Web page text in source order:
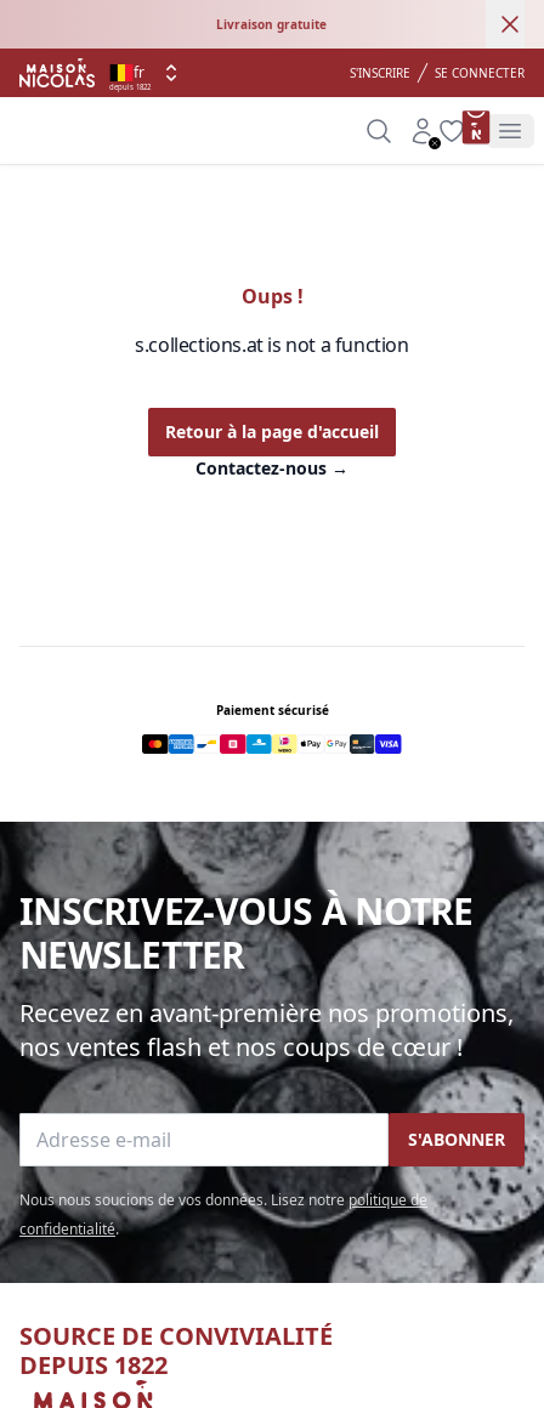
Livraison gratuite
depuis 1822
fr S'INSCRIRE SE CONNECTER
SearchAccount
Wishlist
Oups !
s.collections.at is not a function
Retour à la page d'accueil
Contactez-nous →
Paiement sécurisé
INSCRIVEZ-VOUS À NOTRE
NEWSLETTER
Recevez en avant-première nos promotions,
nos ventes flash et nos coups de cœur !
Adresse e-mail S'ABONNER
Nous nous soucions de vos données. Lisez notre politique de
confidentialité.
SOURCE DE CONVIVIALITÉ
DEPUIS 1822
Nicolas